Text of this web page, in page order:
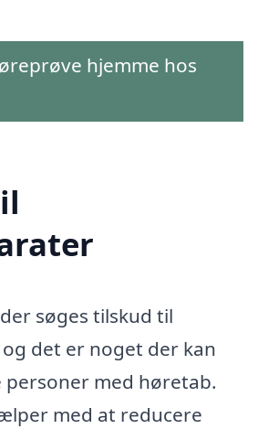
hjemme hos
søges tilskud til
det er noget der kan
med høretab.
med at reducere